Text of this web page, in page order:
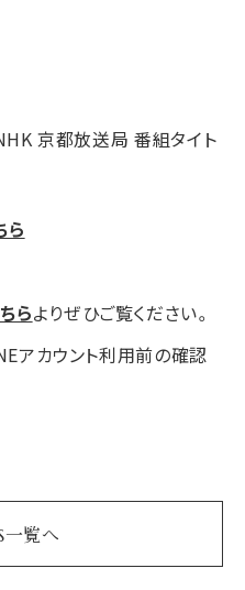
京都放送局 番組タイト
ら
らよりぜひご覧ください。
アカウント利用前の確認
一覧へ